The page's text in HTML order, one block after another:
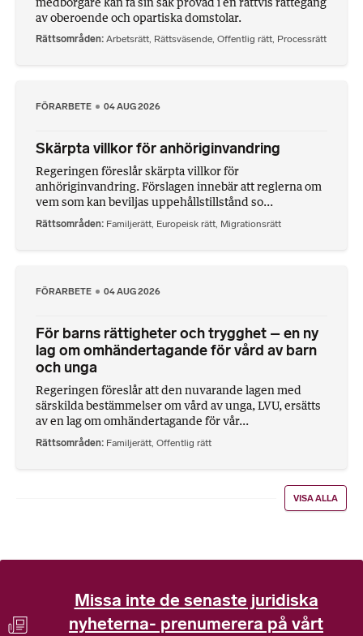
av oberoende och opartiska domstolar.
Rättsområden Arbetsrätt, Rättsväsende, Offentlig rätt, Processrätt
FÖRARBETE 04 AUG 2026
Skärpta villkor för anhöriginvandring
Regeringen föreslår skärpta villkor för
anhöriginvandring. Förslagen innebär att reglerna om
vem som kan beviljas uppehållstillstånd so...
Rättsområden Familjerätt, Europeisk rätt, Migrationsrätt
FÖRARBETE 04 AUG 2026
För barns rättigheter och trygghet – en ny
lag om omhändertagande för vård av barn
och unga
Regeringen föreslår att den nuvarande lagen med
särskilda bestämmelser om vård av unga, LVU, ersätts
av en lag om omhändertagande för vår...
Rättsområden Familjerätt Offentlig rätt
VISA ALLA
Missa inte de senaste juridiska
nyheterna- prenumerera på vårt